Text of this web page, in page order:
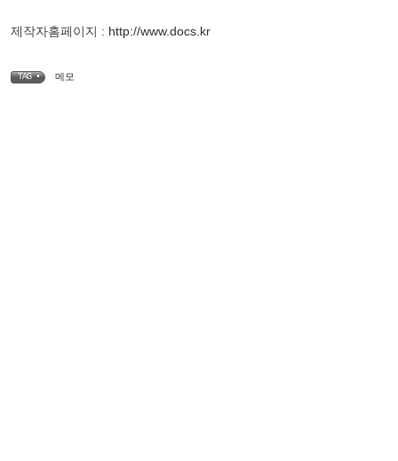
제작자홈페이지 : http://www.docs.kr
TAG • 메모